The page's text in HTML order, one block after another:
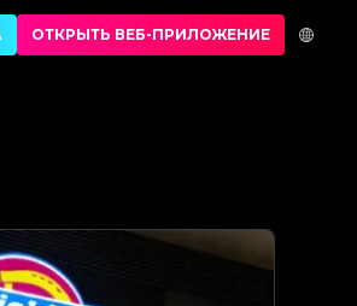
ОТКРЫТЬ ВЕБ-ПРИЛОЖЕНИЕ